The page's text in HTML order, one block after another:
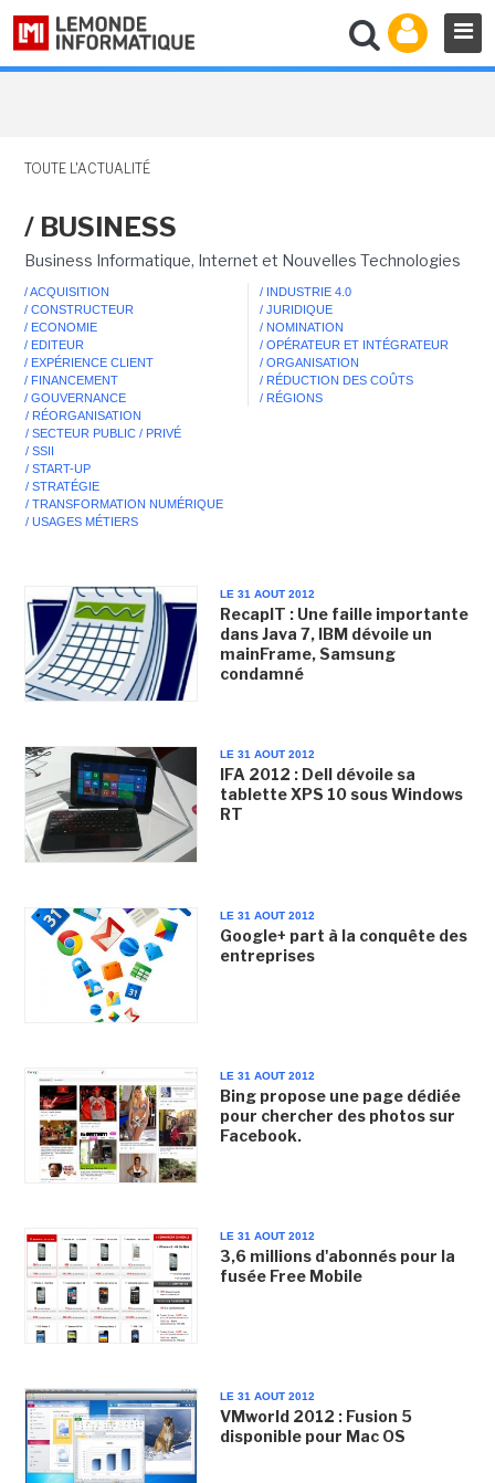
TOUTE L'ACTUALITÉ
/ BUSINESS
Business Informatique, Internet et Nouvelles Technologies
/ ACQUISITION
/ CONSTRUCTEUR
/ ECONOMIE
/ EDITEUR
/ EXPÉRIENCE CLIENT
/ FINANCEMENT
/ GOUVERNANCE
/ INDUSTRIE 4.0
/ JURIDIQUE
/ NOMINATION
/ OPÉRATEUR ET INTÉGRATEUR
/ ORGANISATION
/ RÉDUCTION DES COÛTS
/ RÉGIONS
/ RÉORGANISATION
/ SECTEUR PUBLIC / PRIVÉ
/ SSII
/ START-UP
/ STRATÉGIE
/ TRANSFORMATION NUMÉRIQUE
/ USAGES MÉTIERS
LE 31 AOUT 2012
RecapIT : Une faille importante
dans Java 7, IBM dévoile un
mainFrame, Samsung
condamné
LE 31 AOUT 2012
IFA 2012 : Dell dévoile sa
tablette XPS 10 sous Windows
RT
LE 31 AOUT 2012
Google+ part à la conquête des
entreprises
LE 31 AOUT 2012
Bing propose une page dédiée
pour chercher des photos sur
Facebook.
LE 31 AOUT 2012
3,6 millions d'abonnés pour la
fusée Free Mobile
LE 31 AOUT 2012
VMworld 2012 : Fusion 5
disponible pour Mac OS